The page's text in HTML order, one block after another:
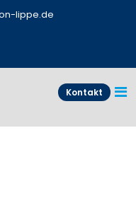
lippe.de
Kontakt